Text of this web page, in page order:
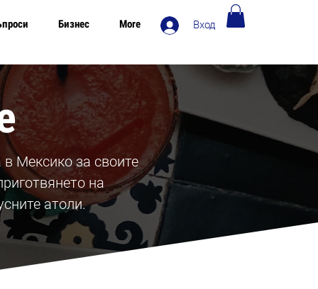
Вход
Бизнес More
Мексико за своите
на
атоли.